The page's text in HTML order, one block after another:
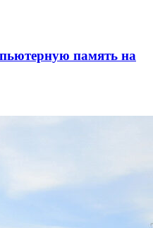
память на